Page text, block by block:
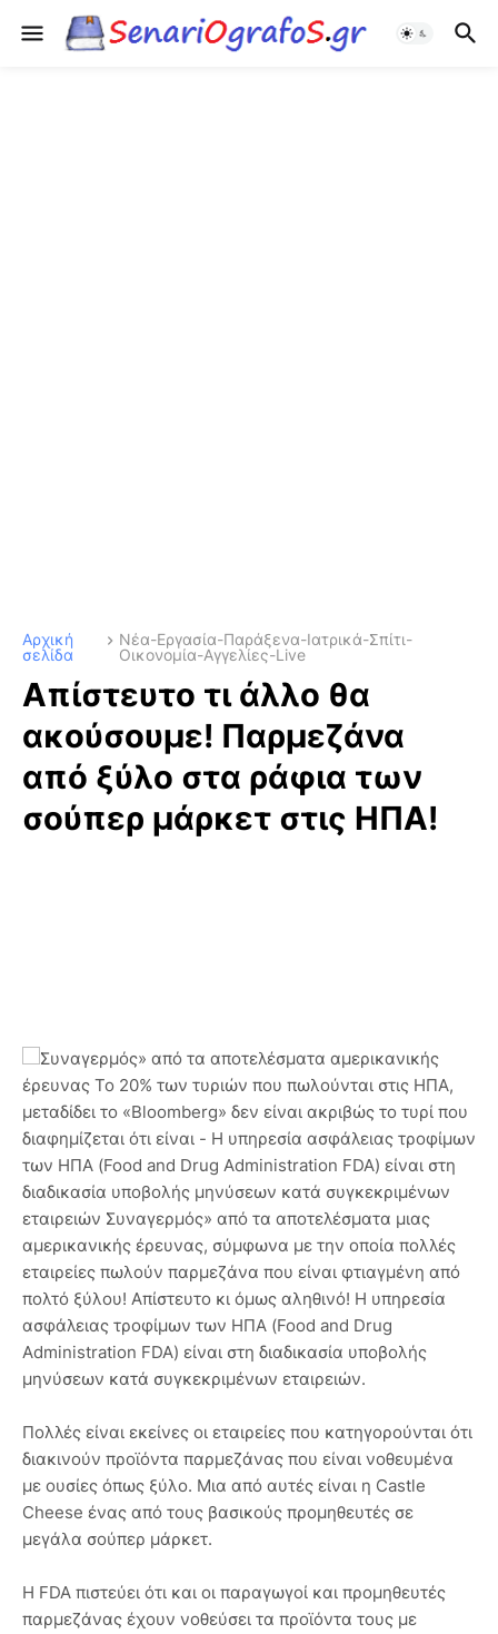
Αρχική
σελίδα
Νέα-Εργασία-Παράξενα-Ιατρικά-Σπίτι-
Οικονομία-Αγγελίες-Live
Απίστευτο τι άλλο θα
ακούσουμε! Παρμεζάνα
από ξύλο στα ράφια των
σούπερ μάρκετ στις ΗΠΑ!
Συναγερμός» από τα αποτελέσματα αμερικανικής
έρευνας Το 20% των τυριών που πωλούνται στις ΗΠΑ,
μεταδίδει το «Bloomberg» δεν είναι ακριβώς το τυρί που
διαφημίζεται ότι είναι - Η υπηρεσία ασφάλειας τροφίμων
των ΗΠΑ (Food and Drug Administration FDA) είναι στη
διαδικασία υποβολής μηνύσεων κατά συγκεκριμένων
εταιρειών Συναγερμός» από τα αποτελέσματα μιας
αμερικανικής έρευνας, σύμφωνα με την οποία πολλές
εταιρείες πωλούν παρμεζάνα που είναι φτιαγμένη από
πολτό ξύλου! Απίστευτο κι όμως αληθινό! Η υπηρεσία
ασφάλειας τροφίμων των ΗΠΑ (Food and Drug
Administration FDA) είναι στη διαδικασία υποβολής
μηνύσεων κατά συγκεκριμένων εταιρειών.
Πολλές είναι εκείνες οι εταιρείες που κατηγορούνται ότι
διακινούν προϊόντα παρμεζάνας που είναι νοθευμένα
με ουσίες όπως ξύλο. Μια από αυτές είναι η Castle
Cheese ένας από τους βασικούς προμηθευτές σε
μεγάλα σούπερ μάρκετ.
Η FDA πιστεύει ότι και οι παραγωγοί και προμηθευτές
παρμεζάνας έχουν νοθεύσει τα προϊόντα τους με